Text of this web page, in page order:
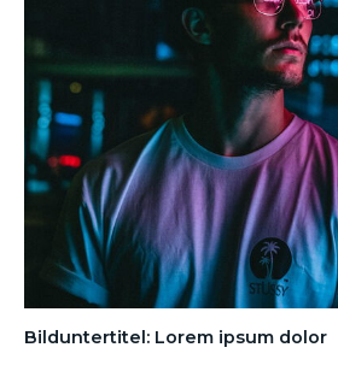
Bilduntertitel: Lorem ipsum dolor